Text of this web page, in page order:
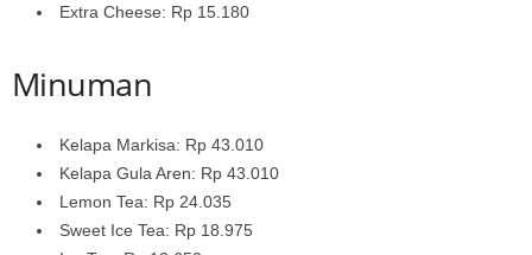
Extra Cheese: Rp 15.180
Minuman
Kelapa Markisa: Rp 43.010
Kelapa Gula Aren: Rp 43.010
Lemon Tea: Rp 24.035
Sweet Ice Tea: Rp 18.975